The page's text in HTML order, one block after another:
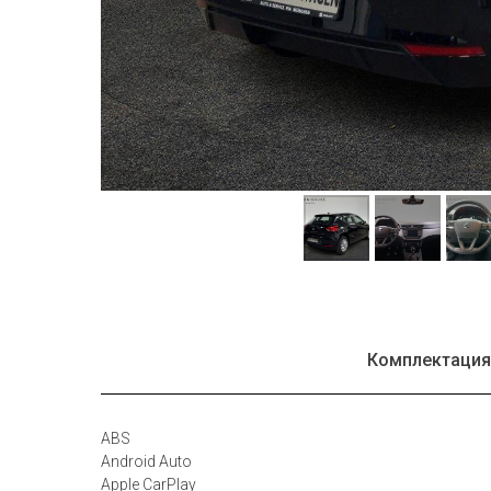
Комплектация
ABS
Android Auto
Apple CarPlay